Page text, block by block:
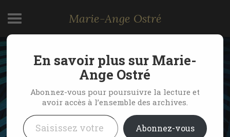
Marie-Ange Ostré
5 bonnes raisons pour
partir en voyage en
Malaisie
En savoir plus sur Marie-
Ange Ostré
Abonnez-vous pour poursuivre la lecture et
avoir accès à l’ensemble des archives.
Saisissez votre adresse e-mail…
Abonnez-vous